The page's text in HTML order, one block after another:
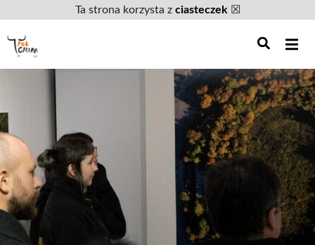
Ta strona korzysta z ciasteczek ☒